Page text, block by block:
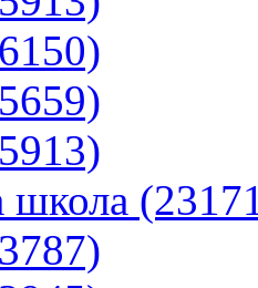
школа